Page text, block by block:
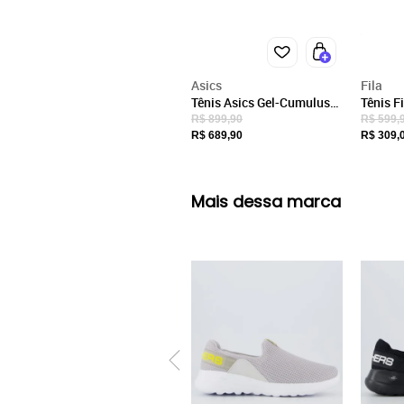
Asics
Tênis Asics Gel-Cumulus
27 Feminino - Rosa - Asics
R$ 899,90
R$ 689,90
Fila
Tênis
R$
R$
Mais dessa marca